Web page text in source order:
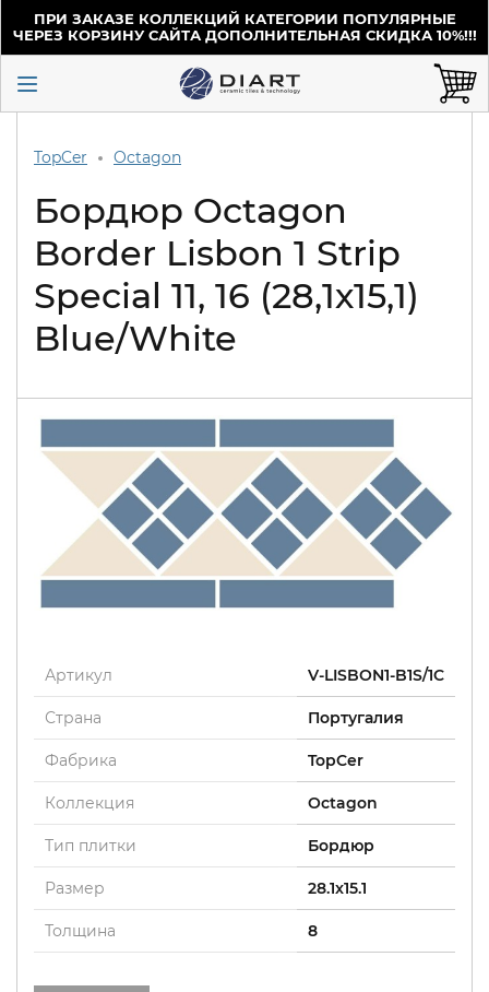
ПРИ ЗАКАЗЕ КОЛЛЕКЦИЙ КАТЕГОРИИ ПОПУЛЯРНЫЕ
ЧЕРЕЗ КОРЗИНУ САЙТА ДОПОЛНИТЕЛЬНАЯ СКИДКА 10%!!!
TopCer Octagon
Бордюр Octagon
Border Lisbon 1 Strip
Special 11, 16 (28,1х15,1)
Blue/White
Артикул V-LISBON1-B1S/1C
Страна Португалия
Фабрика TopCer
Коллекция Octagon
Тип плитки Бордюр
Размер 28.1x15.1
Толщина 8